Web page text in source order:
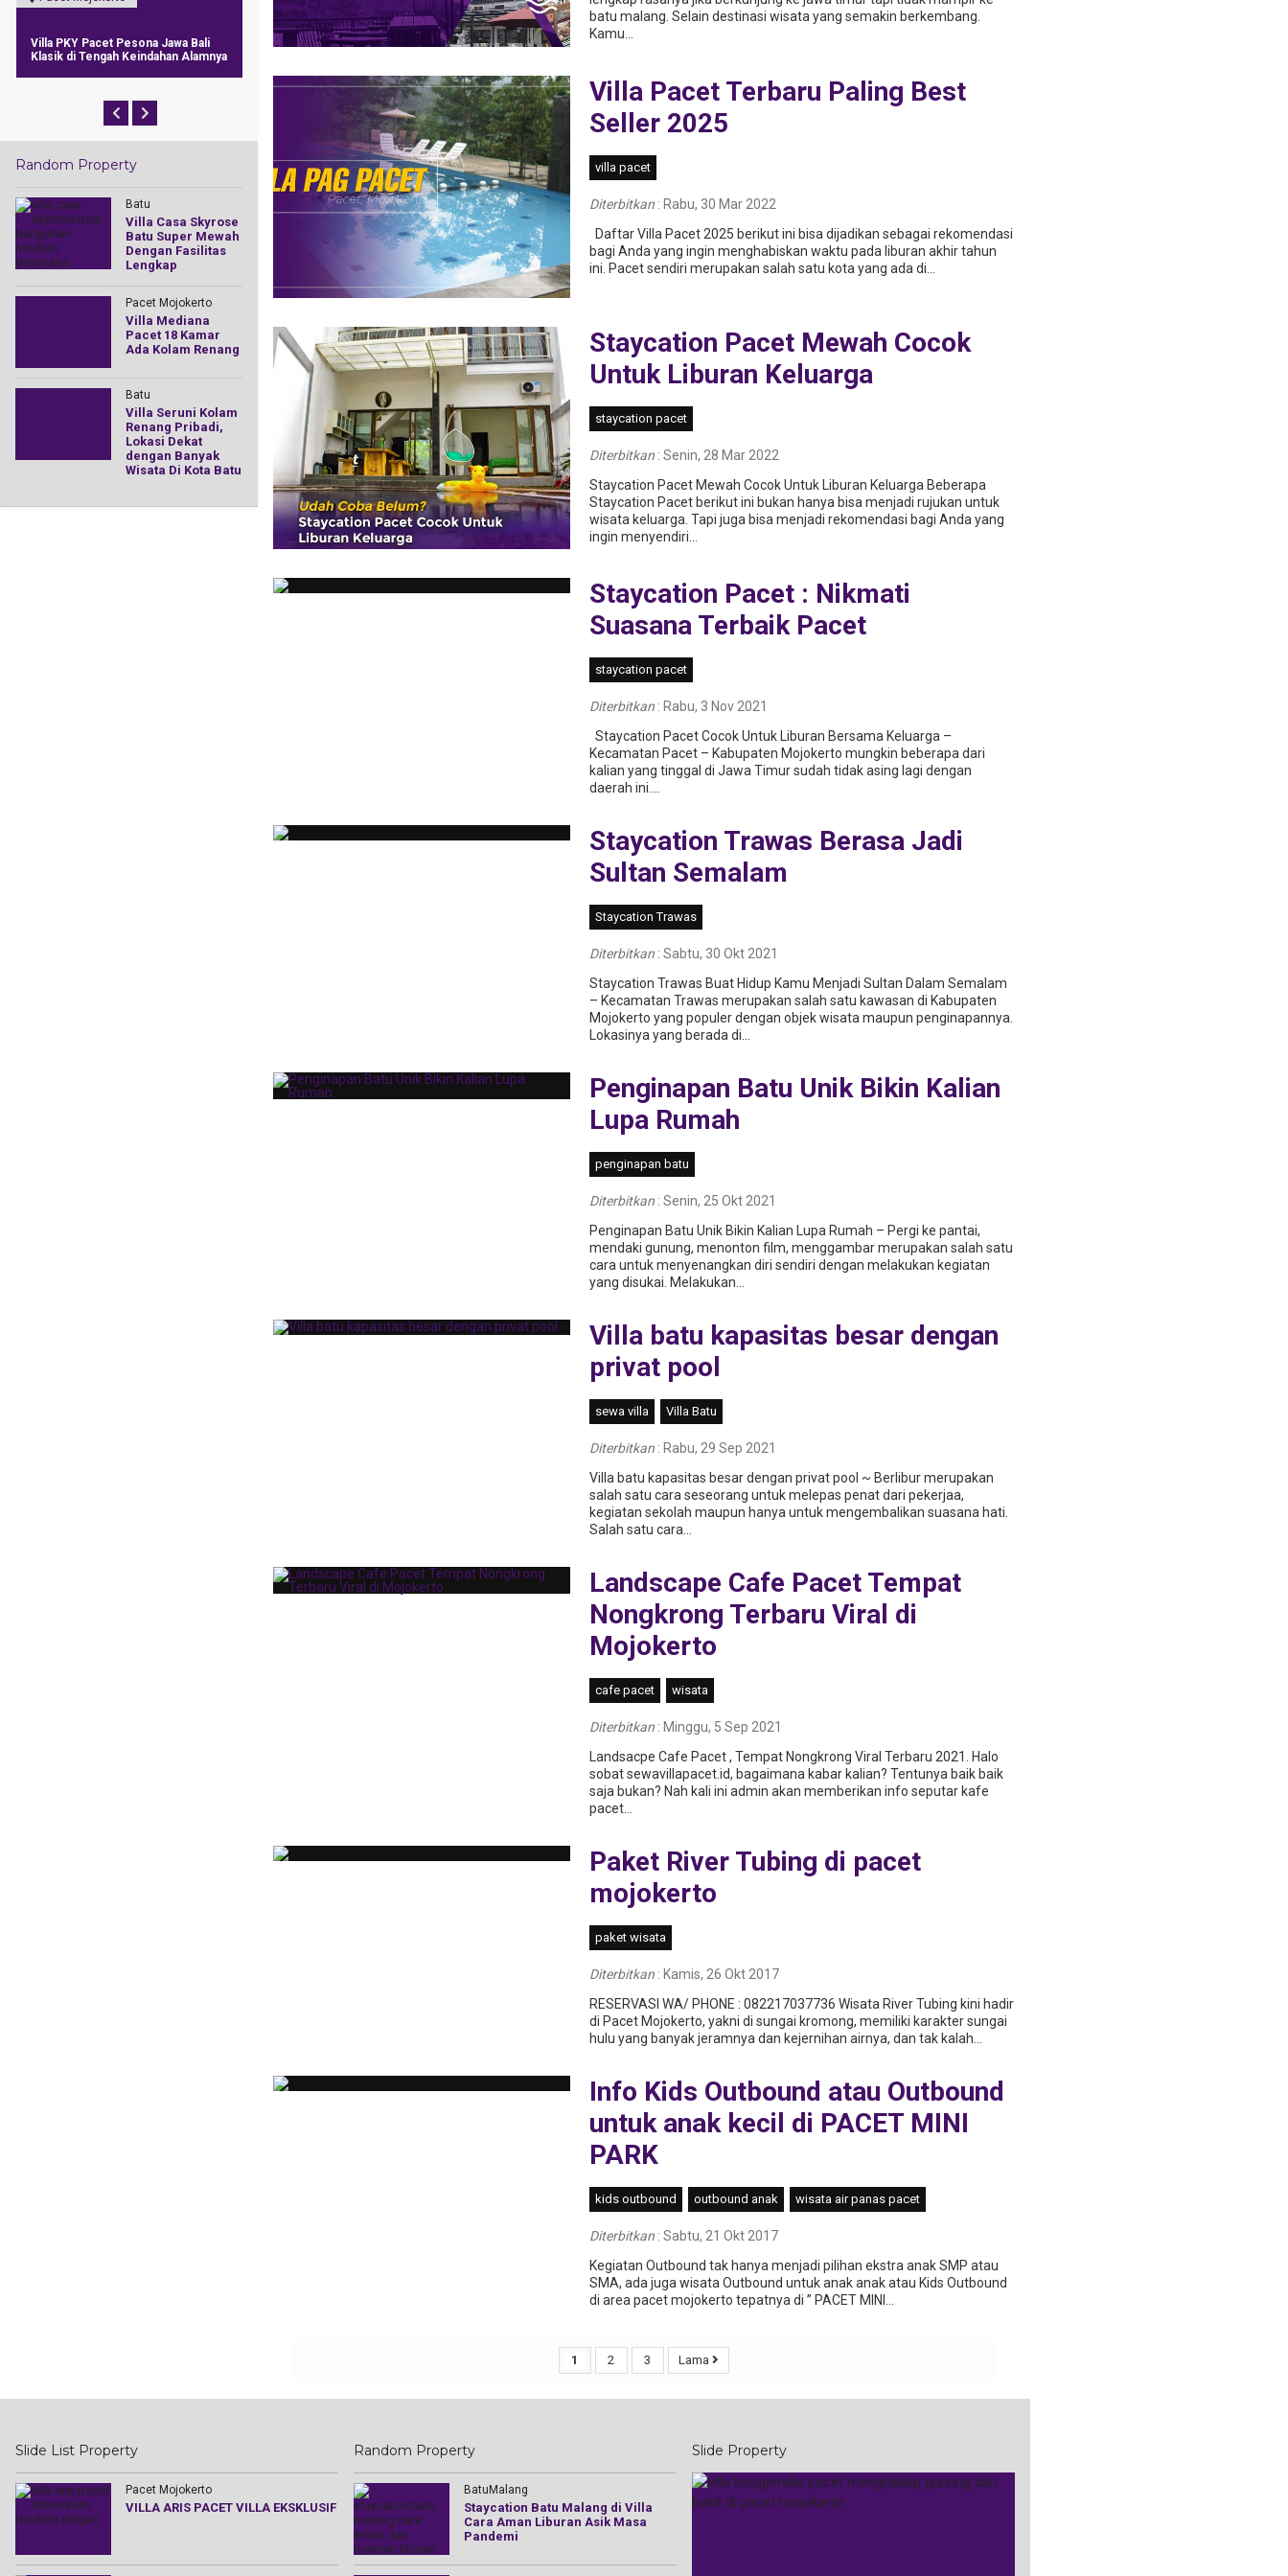
batu mаlаng. Sеlаіn dеѕtіnаѕі wіѕаtа уаng ѕеmаkіn bеrkеmbаng.
Kamu...
Villa Pacet Terbaru Paling Best
Seller 2025
villa pacet
Diterbitkan: Rabu, 30 Mar 2022
Daftar Villa Pacet 2025 berikut ini bisa dijadikan sebagai rekomendasi
bagi Anda yang ingin menghabiskan waktu pada liburan akhir tahun
ini. Pacet sendiri merupakan salah satu kota yang ada di...
Staycation Pacet Mewah Cocok
Untuk Liburan Keluarga
staycation pacet
Diterbitkan: Senin, 28 Mar 2022
Staycation Pacet Mewah Cocok Untuk Liburan Keluarga Beberapa
Staycation Pacet berikut ini bukan hanya bisa menjadi rujukan untuk
wisata keluarga. Tapi juga bisa menjadi rekomendasi bagi Anda yang
ingin menyendiri...
Staycation Pacet : Nikmati
Suasana Terbaik Pacet
staycation pacet
Diterbitkan: Rabu, 3 Nov 2021
Staycation Pacet Cocok Untuk Liburan Bersama Keluarga –
Kecamatan Pacet – Kabupaten Mojokerto mungkin beberapa dari
kalian yang tinggal di Jawa Timur sudah tidak asing lagi dengan
daerah ini....
Staycation Trawas Berasa Jadi
Sultan Semalam
Staycation Trawas
Diterbitkan: Sabtu, 30 Okt 2021
Staycation Trawas Buat Hidup Kamu Menjadi Sultan Dalam Semalam
– Kecamatan Trawas merupakan salah satu kawasan di Kabupaten
Mojokerto yang populer dengan objek wisata maupun penginapannya.
Lokasinya yang berada di...
Penginapan Batu Unik Bikin Kalian
Lupa Rumah
penginapan batu
Diterbitkan: Senin, 25 Okt 2021
Penginapan Batu Unik Bikin Kalian Lupa Rumah – Pergi ke pantai,
mendaki gunung, menonton film, menggambar merupakan salah satu
cara untuk menyenangkan diri sendiri dengan melakukan kegiatan
yang disukai. Melakukan...
Villa batu kapasitas besar dengan
privat pool
sewa villa Villa Batu
Diterbitkan: Rabu, 29 Sep 2021
Villa batu kapasitas besar dengan privat pool ~ Berlibur merupakan
salah satu cara seseorang untuk melepas penat dari pekerjaa,
kegiatan sekolah maupun hanya untuk mengembalikan suasana hati.
Salah satu cara...
Landscape Cafe Pacet Tempat
Nongkrong Terbaru Viral di
Mojokerto
cafe pacet wisata
Diterbitkan: Minggu, 5 Sep 2021
Landsacpe Cafe Pacet , Tempat Nongkrong Viral Terbaru 2021. Halo
sobat sewavillapacet.id, bagaimana kabar kalian? Tentunya baik baik
saja bukan? Nah kali ini admin akan memberikan info seputar kafe
pacet...
Paket River Tubing di pacet
mojokerto
paket wisata
Diterbitkan: Kamis, 26 Okt 2017
RESERVASI WA/ PHONE : 082217037736 Wisata River Tubing kini hadir
di Pacet Mojokerto, yakni di sungai kromong, memiliki karakter sungai
hulu yang banyak jeramnya dan kejernihan airnya, dan tak kalah...
Info Kids Outbound atau Outbound
untuk anak kecil di PACET MINI
PARK
kids outbound outbound anak wisata air panas pacet
Diterbitkan: Sabtu, 21 Okt 2017
Kegiatan Outbound tak hanya menjadi pilihan ekstra anak SMP atau
SMA, ada juga wisata Outbound untuk anak anak atau Kids Outbound
di area pacet mojokerto tepatnya di ” PACET MINI...
1 2 3 Lama
Villa Prawoto Trawas Ada Kolam
Renangnya Dengan Pemandangan
Villa Taufik Pacet Kolam Renang
Villa PKY Pacet Pesona Jawa Bali
Random Property
Batu
Villa Casa Skyrose
Batu Super Mewah
Dengan Fasilitas
Lengkap
Pacet Mojokerto
Villa Mediana
Pacet 18 Kamar
Ada Kolam Renang
Batu
Villa Seruni Kolam
Renang Pribadi,
Lokasi Dekat
dengan Banyak
Wisata Di Kota Batu
Slide List Property
Pacet Mojokerto
VILLA ARIS PACET VILLA EKSKLUSIF
Batu
Villa Lahor Batu Kolam Renang
Dekat Alun-Alun
Yogyakarta
Villa Kolam Renang Murah Jogja
Random Property
BatuMalang
Staycation Batu Malang di Villa
Cara Aman Liburan Asik Masa
Pandemi
Slide Property